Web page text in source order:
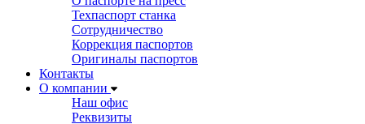
Техпаспорт станка
Сотрудничество
Коррекция паспортов
Оригиналы паспортов
Контакты
О компании
Наш офис
Реквизиты